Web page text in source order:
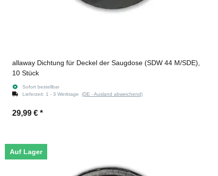
allaway Dichtung für Deckel der Saugdose (SDW 44 M/SDE),
10 Stück
Sofort bestellbar
Lieferzeit: 1 - 3 Werktage (DE - Ausland abweichend)
29,99 € *
Auf Lager